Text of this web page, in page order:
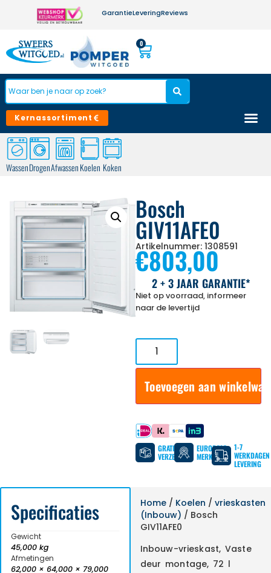
GarantieLeveringReviews
0
Kernassortiment
WassenDrogenAfwassenKoelen Koken
Bosch
GIV11AFE0
Artikelnummer: 1308591
€803,00
2 + 3 JAAR GARANTIE*
Niet op voorraad, informeer
naar de levertijd
Toevoegen aan
Betaal met
GRATIS
VERZENDING
EUROPESE
MERKEN
1-7
WERKDAGEN
LEVERING
Specificaties
Gewicht
45,000 kg
Afmetingen
62,000 × 64,000 × 79,000
Home/ Koelen / vrieskasten
(Inbouw) / Bosch
GIV11AFE0
Inbouw-vrieskast, Vaste
deur montage, 72 l